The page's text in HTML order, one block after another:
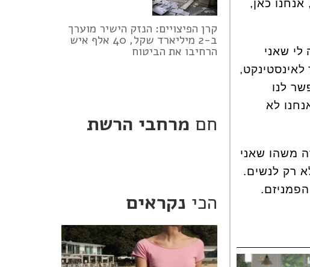
כאן,
שאני
לנו
לא
משהו שאני
רק לנשים.
קרן הפיצויים: הנזק הישיר מוערך
ב-2 מיליארד שקל, 40 אלף איש
הרחיבו את הביטוח
חם מרחבי הרשת
הכי נקראים